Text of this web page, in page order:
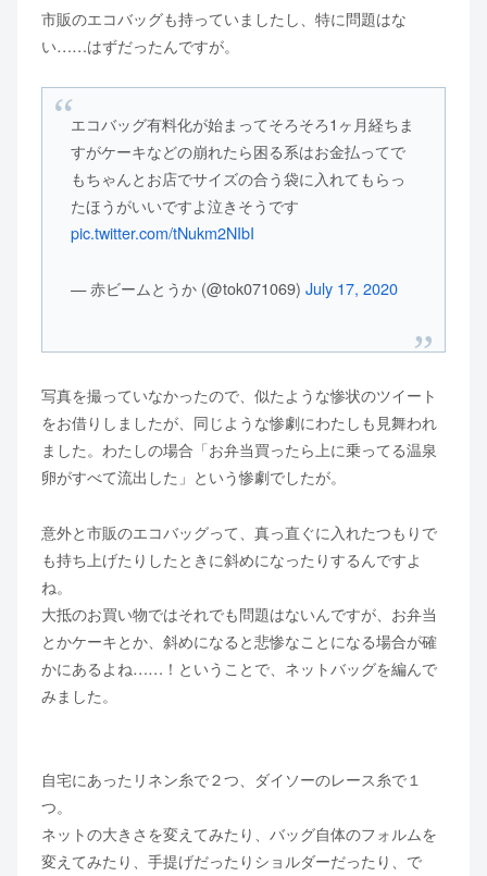
市販のエコバッグも持っていましたし、特に問題はな
い……はずだったんですが。
エコバッグ有料化が始まってそろそろ1ヶ月経ちま
すがケーキなどの崩れたら困る系はお金払ってで
もちゃんとお店でサイズの合う袋に入れてもらっ
たほうがいいですよ泣きそうです
pic.twitter.com/tNukm2NIbI
— 赤ビームとうか (@tok071069) July 17, 2020
写真を撮っていなかったので、似たような惨状のツイート
をお借りしましたが、同じような惨劇にわたしも見舞われ
ました。わたしの場合「お弁当買ったら上に乗ってる温泉
卵がすべて流出した」という惨劇でしたが。
意外と市販のエコバッグって、真っ直ぐに入れたつもりで
も持ち上げたりしたときに斜めになったりするんですよ
ね。
大抵のお買い物ではそれでも問題はないんですが、お弁当
とかケーキとか、斜めになると悲惨なことになる場合が確
かにあるよね……！ということで、ネットバッグを編んで
みました。
自宅にあったリネン糸で２つ、ダイソーのレース糸で１
つ。
ネットの大きさを変えてみたり、バッグ自体のフォルムを
変えてみたり、手提げだったりショルダーだったり、で